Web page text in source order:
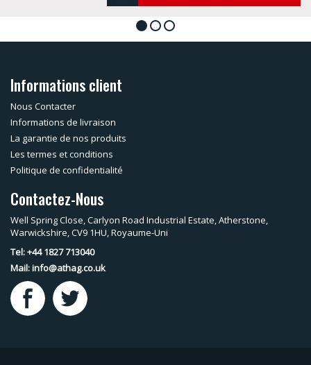
1 2 3
Informations client
Nous Contacter
Informations de livraison
La garantie de nos produits
Les termes et conditions
Politique de confidentialité
Contactez-Nous
Well Spring Close, Carlyon Road Industrial Estate, Atherstone,
Warwickshire, CV9 1HU, Royaume-Uni
Tel: +44 1827 713040
Mail:info@athag.co.uk